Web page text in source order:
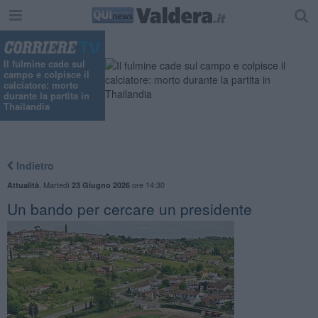
Il fulmine cade sul
campo e colpisce il
calciatore: morto
durante la partita in
Thailandia
Indietro
Attualità Martedì 23 Giugno 2026ore 14:30
Un bando per cercare un presidente